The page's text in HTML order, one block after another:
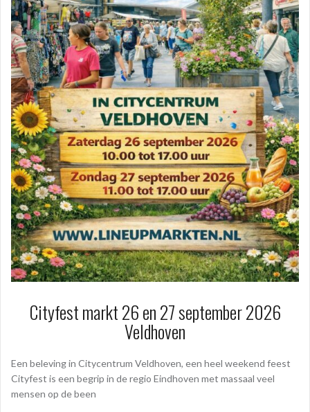
Cityfest markt 26 en 27 september 2026
Veldhoven
Een beleving in Citycentrum Veldhoven, een heel weekend feest
Cityfest is een begrip in de regio Eindhoven met massaal veel
mensen op de been